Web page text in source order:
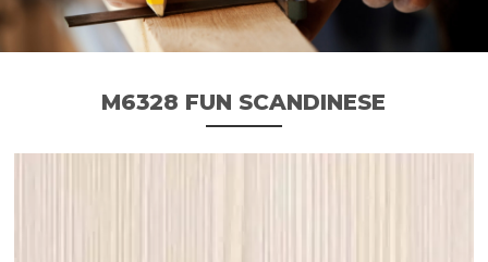
M6328 FUN SCANDINESE